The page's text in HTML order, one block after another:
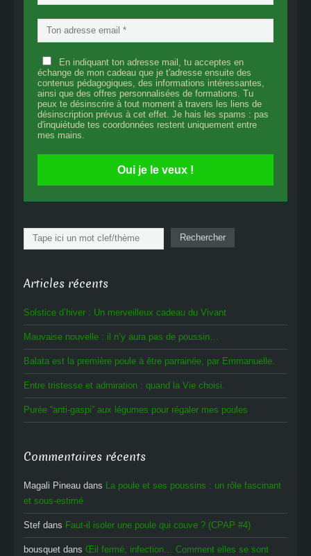
En indiquant ton adresse mail, tu acceptes en
échange de mon cadeau que je t'adresse ensuite des
contenus pédagogiques, des informations intéressantes,
ainsi que des offres personnalisées de formations. Tu
peux te désinscrire à tout moment à travers les liens de
désinscription prévus à cet effet. Je hais les spams : pas
d'inquiétude tes coordonnées restent uniquement entre
mes mains.
Oui je le veux !
Rechercher Rechercher
Articles récents
Solstice d’hiver : Un merveilleux cadeau du Vivant
Mauvaise nouvelle : il n’y aura pas de poussin…
Balata est la première poule à être parrainée, par Emmanuelle.
Entre tristesse et admiration : quand la Vie choisi.
Purée “anti-gaspi” aux légumes pour régaler mes poules
Commentaires récents
Magali Pineau dans
La poule et ses poussins : un rôle fascinant
et sous-estimé
Stef dans Faut-il isoler une poule qui couve ? (CPAP #4)
bousquet dans Œil fermé, infection… Comment elles se sont